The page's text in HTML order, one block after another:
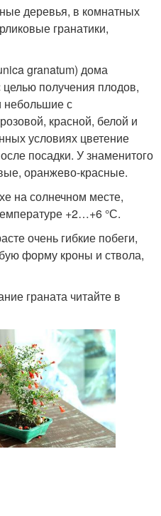
деревья, в комнатных
гранатики,
granatum) дома
получения плодов,
небольшие с
красной, белой и
условиях цветение
посадки. У знаменитого
оранжево-красные.
на солнечном месте,
+2…+6 °С.
очень гибкие побеги,
форму кроны и ствола,
граната читайте в